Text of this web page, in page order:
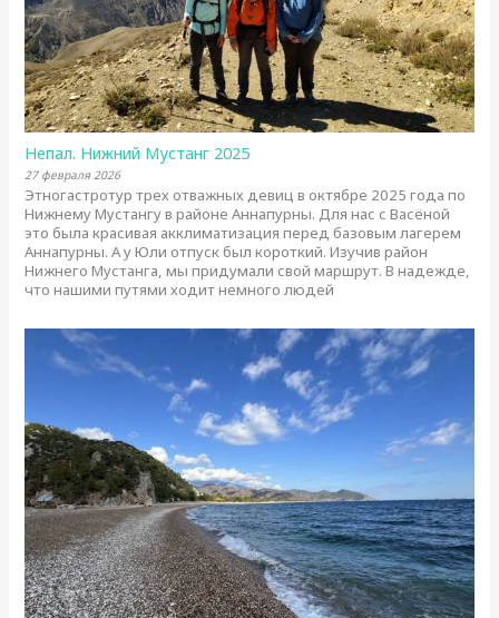
Непал. Нижний Мустанг 2025
27 февраля 2026
Этногастротур трех отважных девиц в октябре 2025 года по
Нижнему Мустангу в районе Аннапурны. Для нас с Васёной
это была красивая акклиматизация перед базовым лагерем
Аннапурны. А у Юли отпуск был короткий. Изучив район
Нижнего Мустанга, мы придумали свой маршрут. В надежде,
что нашими путями ходит немного людей